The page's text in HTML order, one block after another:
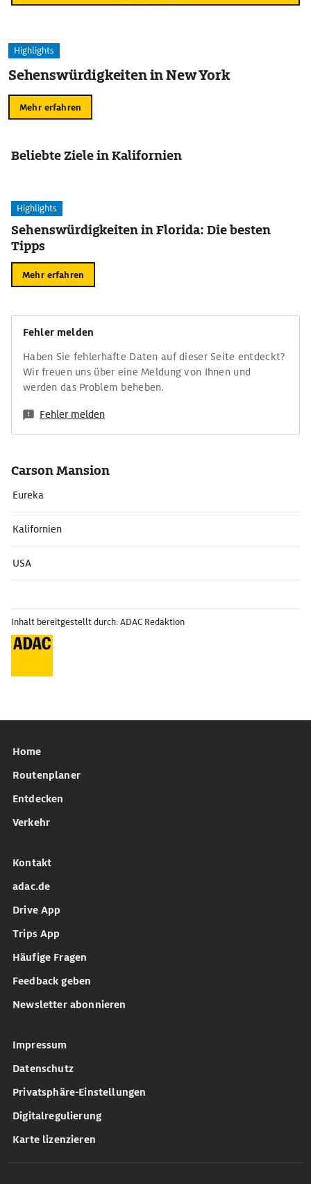
Highlights
Sehenswürdigkeiten in New York
Mehr erfahren
Beliebte Ziele in Kalifornien
Highlights
Sehenswürdigkeiten in Florida: Die besten
Tipps
Mehr erfahren
Fehler melden
Haben Sie fehlerhafte Daten auf dieser Seite entdeckt?
Wir freuen uns über eine Meldung von Ihnen und
werden das Problem beheben.
Fehler melden
Carson Mansion
Eureka
Kalifornien
USA
Inhalt bereitgestellt durch: ADAC Redaktion
Home
Routenplaner
Entdecken
Verkehr
Kontakt
adac.de
Drive App
Trips App
Häufige Fragen
Feedback geben
Newsletter abonnieren
Impressum
Datenschutz
Privatsphäre-Einstellungen
Digitalregulierung
Karte lizenzieren